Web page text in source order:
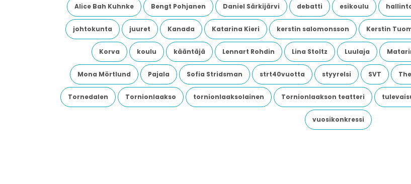
Alice Bah Kuhnke Bengt Pohjanen Daniel Särkijärvi debatti esikoulu
johtokunta juuret Kanada Katarina Kieri kerstin salomonsson Kerstin
Korva koulu kääntäjä Lennart Rohdin Lina Stoltz Luulaja
Mona Mörtlund Pajala Sofia Stridsman strt40vuotta styyrelsi SVT
Tornedalen Tornionlaakso tornionlaaksolainen Tornionlaakson teatteri
vuosikonkressi